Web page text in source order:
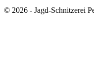
© 2026 - Jagd-Schnitzerei